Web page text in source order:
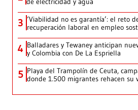
3 ‘Viabilidad no es garantía’: el reto
recuperación laboral en empleo
4 Balladares y Tewaney anticipan
y Colombia con De La Espriella
5 Playa del Trampolín de Ceuta,
donde 1.500 migrantes rehacen su